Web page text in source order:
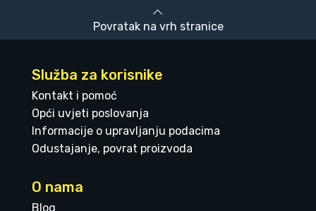
Povratak na vrh stranice
Služba za korisnike
Kontakt i pomoć
Opći uvjeti poslovanja
Informacije o upravljanju podacima
Odustajanje, povrat proizvoda
O nama
Blog